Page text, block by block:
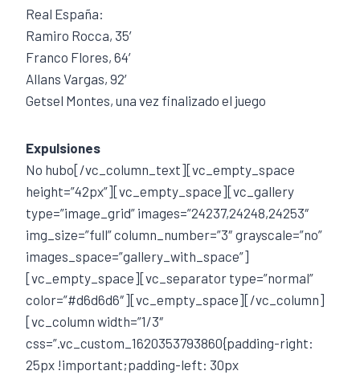
Real España:
Ramiro Rocca, 35′
Franco Flores, 64′
Allans Vargas, 92′
Getsel Montes, una vez finalizado el juego
Expulsiones
No hubo[/vc_column_text][vc_empty_space
height=”42px”][vc_empty_space][vc_gallery
type=”image_grid” images=”24237,24248,24253″
img_size=”full” column_number=”3″ grayscale=”no”
images_space=”gallery_with_space”]
[vc_empty_space][vc_separator type=”normal”
color=”#d6d6d6″][vc_empty_space][/vc_column]
[vc_column width=”1/3″
css=”.vc_custom_1620353793860{padding-right:
25px !important;padding-left: 30px